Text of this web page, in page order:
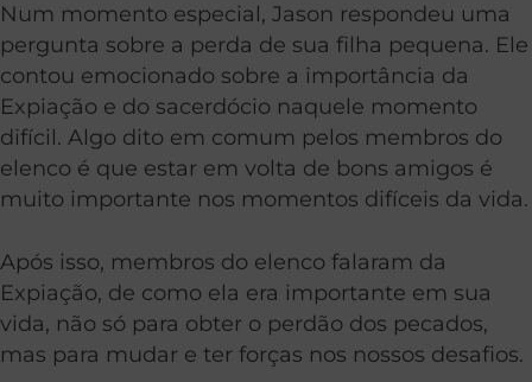
Num momento especial, Jason respondeu uma
pergunta sobre a perda de sua filha pequena. Ele
contou emocionado sobre a importância da
Expiação e do sacerdócio naquele momento
difícil. Algo dito em comum pelos membros do
elenco é que estar em volta de bons amigos é
muito importante nos momentos difíceis da vida.
Após isso, membros do elenco falaram da
Expiação, de como ela era importante em sua
vida, não só para obter o perdão dos pecados,
mas para mudar e ter forças nos nossos desafios.